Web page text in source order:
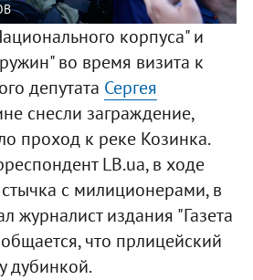
корпуса" и
во время визита к
депутата Сергея
снесли заграждение,
проход к реке Козинка.
LB.ua, в ходе
с милиционерами, в
журналист издания "Газета
что прлицейский
дубинкой.